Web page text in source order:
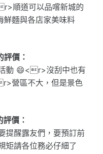
順道可以品嚐新城的
鮮麵與各店家美味料
價：
動 😄<r>沒刮中也有
營區不大，但是景色
價：
提醒露友們，要預訂前
矩請各位務必仔細了